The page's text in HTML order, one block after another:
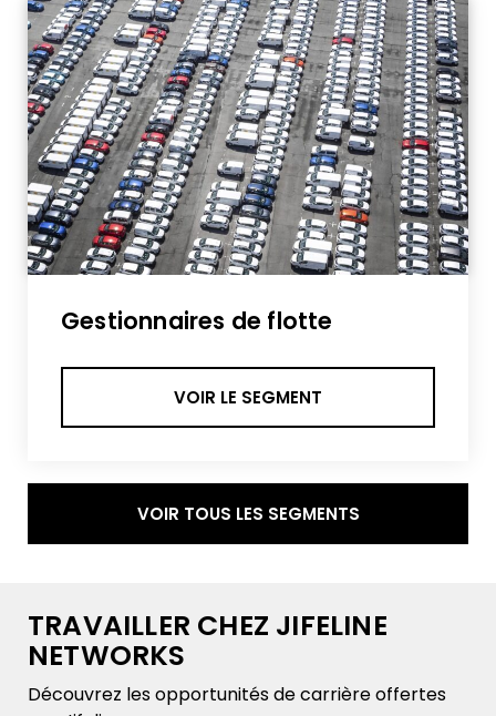
Gestionnaires de flotte
VOIR LE SEGMENT
VOIR TOUS LES SEGMENTS
TRAVAILLER CHEZ JIFELINE
NETWORKS
Découvrez les opportunités de carrière offertes